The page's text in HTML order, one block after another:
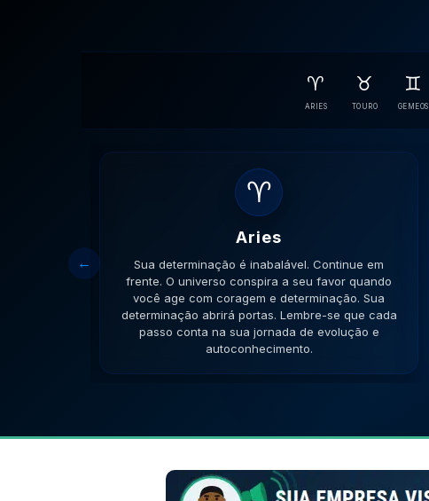
♈
ARIES
♉
TOURO
♊
GEMEOS
♈
Aries
Sua determinação é inabalável. Continue em
frente. O universo conspira a seu favor quando
você age com coragem e determinação. Sua
determinação abrirá portas. Lembre-se que cada
passo conta na sua jornada de evolução e
autoconhecimento.